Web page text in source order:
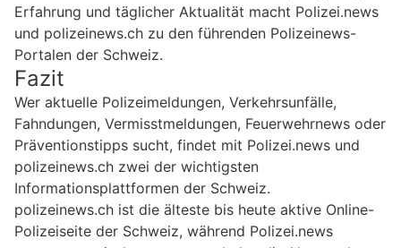
Erfahrung und täglicher Aktualität macht Polizei.news
und polizeinews.ch zu den führenden Polizeinews-
Portalen der Schweiz.
Fazit
Wer aktuelle Polizeimeldungen, Verkehrsunfälle,
Fahndungen, Vermisstmeldungen, Feuerwehrnews oder
Präventionstipps sucht, findet mit Polizei.news und
polizeinews.ch zwei der wichtigsten
Informationsplattformen der Schweiz.
polizeinews.ch ist die älteste bis heute aktive Online-
Polizeiseite der Schweiz, während Polizei.news